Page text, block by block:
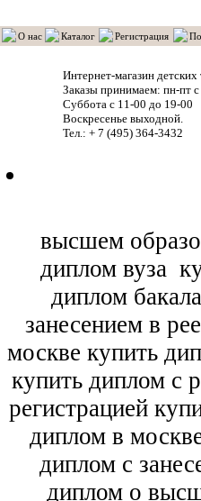
О нас Каталог Регистрация
Интернет-магазин детских
Заказы принимаем: пн-пт
Суббота с 11-00 до 19-00
Воскресенье выходной.
Тел.: + 7 (495) 364-3432
высшем
диплом вуза
диплом
занесением в
москве купить
купить диплом с
регистрацией
диплом в
диплом с
диплом о